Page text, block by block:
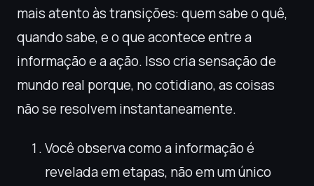
mais atento às transições: quem sabe o quê,
quando sabe, e o que acontece entre a
informação e a ação. Isso cria sensação de
mundo real porque, no cotidiano, as coisas
não se resolvem instantaneamente.
Você observa como a informação é
revelada em etapas, não em um único